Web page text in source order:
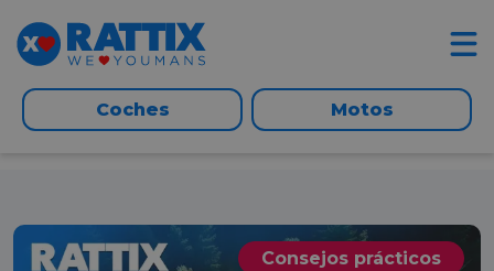
Coches Motos
Consejos prácticos